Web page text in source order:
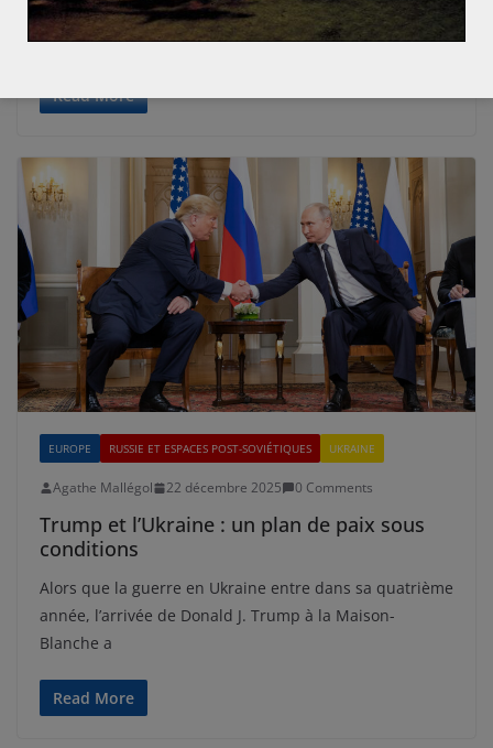
une nouvelle étape significative dans leurs relations
bilatérales. La série d’accords
Read More
EUROPE RUSSIE ET ESPACES POST-SOVIÉTIQUES UKRAINE
Agathe Mallégol 22 décembre 2025 0 Comments
Trump et l’Ukraine : un plan de paix sous
conditions
Alors que la guerre en Ukraine entre dans sa quatrième
année, l’arrivée de Donald J. Trump à la Maison-
Blanche a
Read More